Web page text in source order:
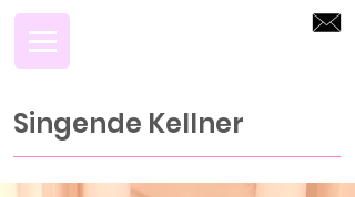
Singende Kellner